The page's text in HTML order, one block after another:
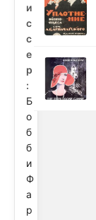
и
с
с
е
р
:
Б
о
б
б
и
Ф
а
р